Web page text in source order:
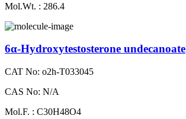
Mol.Wt. : 286.4
6α-Hydroxytestosterone undecanoate
CAT No: o2h-T033045
CAS No: N/A
Mol.F. : C30H48O4